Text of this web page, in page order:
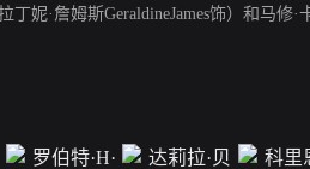
丁妮·詹姆斯GeraldineJames饰）和马